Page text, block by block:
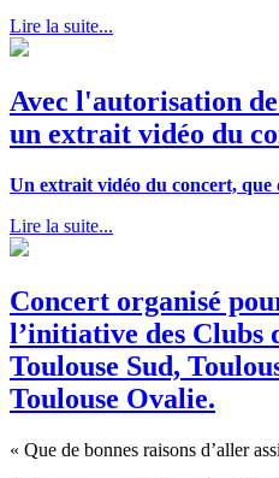
Lire la suite...
Avec l'autorisation
un extrait vidéo du
Un extrait vidéo du concert, que
Lire la suite...
Concert organisé
l’initiative des Clubs
Toulouse Sud,
Toulouse Ovalie.
« Que de bonnes raisons d’aller